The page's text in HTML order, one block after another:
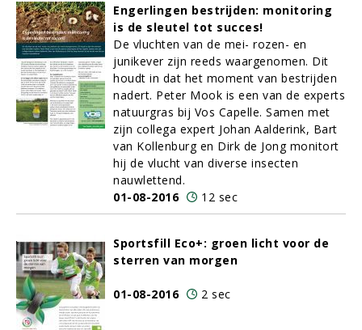
Engerlingen bestrijden: monitoring
is de sleutel tot succes!
De vluchten van de mei- rozen- en
junikever zijn reeds waargenomen. Dit
houdt in dat het moment van bestrijden
nadert. Peter Mook is een van de experts
natuurgras bij Vos Capelle. Samen met
zijn collega expert Johan Aalderink, Bart
van Kollenburg en Dirk de Jong monitort
hij de vlucht van diverse insecten
nauwlettend.
01-08-2016
12 sec
Sportsfill Eco+: groen licht voor de
sterren van morgen
01-08-2016 2 sec